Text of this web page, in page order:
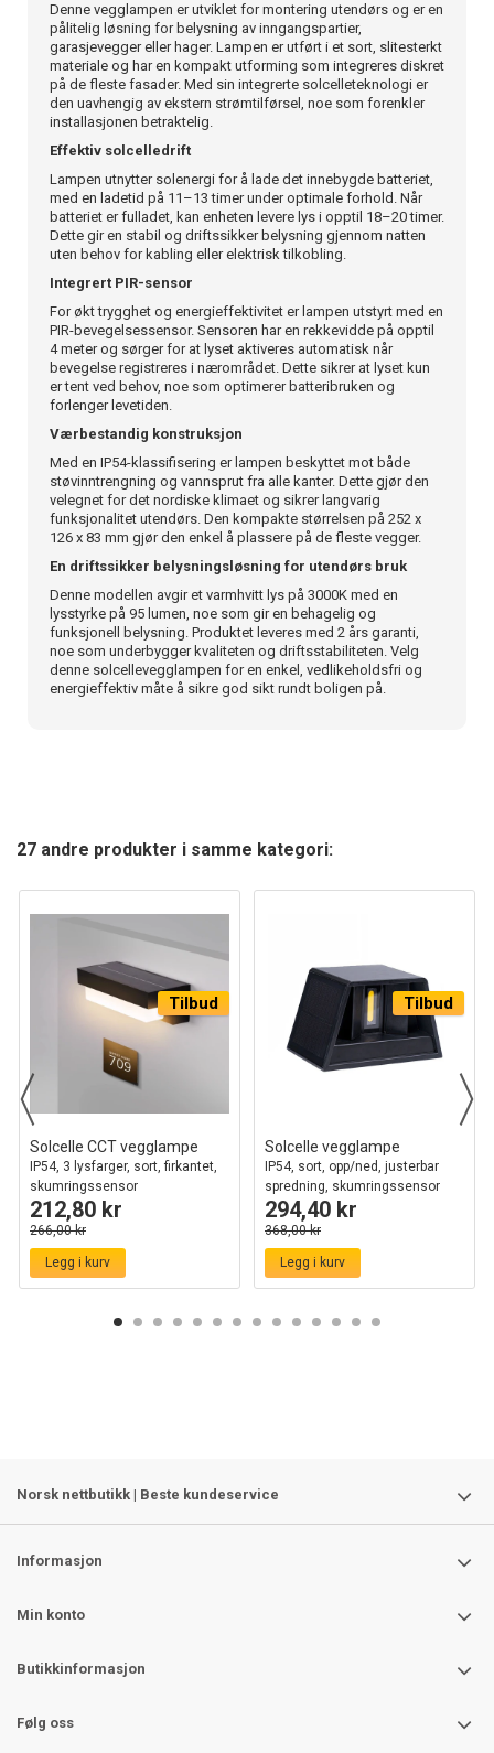
Denne vegglampen er utviklet for montering utendørs og er en
pålitelig løsning for belysning av inngangspartier,
garasjevegger eller hager. Lampen er utført i et sort, slitesterkt
materiale og har en kompakt utforming som integreres diskret
på de fleste fasader. Med sin integrerte solcelleteknologi er
den uavhengig av ekstern strømtilførsel, noe som forenkler
installasjonen betraktelig.
Effektiv solcelledrift
Lampen utnytter solenergi for å lade det innebygde batteriet,
med en ladetid på 11–13 timer under optimale forhold. Når
batteriet er fulladet, kan enheten levere lys i opptil 18–20 timer.
Dette gir en stabil og driftssikker belysning gjennom natten
uten behov for kabling eller elektrisk tilkobling.
Integrert PIR-sensor
For økt trygghet og energieffektivitet er lampen utstyrt med en
PIR-bevegelsessensor. Sensoren har en rekkevidde på opptil
4 meter og sørger for at lyset aktiveres automatisk når
bevegelse registreres i nærområdet. Dette sikrer at lyset kun
er tent ved behov, noe som optimerer batteribruken og
forlenger levetiden.
Værbestandig konstruksjon
Med en IP54-klassifisering er lampen beskyttet mot både
støvinntrengning og vannsprut fra alle kanter. Dette gjør den
velegnet for det nordiske klimaet og sikrer langvarig
funksjonalitet utendørs. Den kompakte størrelsen på 252 x
126 x 83 mm gjør den enkel å plassere på de fleste vegger.
En driftssikker belysningsløsning for utendørs bruk
Denne modellen avgir et varmhvitt lys på 3000K med en
lysstyrke på 95 lumen, noe som gir en behagelig og
funksjonell belysning. Produktet leveres med 2 års garanti,
noe som underbygger kvaliteten og driftsstabiliteten. Velg
denne solcellevegglampen for en enkel, vedlikeholdsfri og
energieffektiv måte å sikre god sikt rundt boligen på.
27 andre produkter i samme kategori:
Tilbud
Solcelle CCT vegglampe
IP54, 3 lysfarger, sort, firkantet,
skumringssensor
212,80 kr
266,00 kr
Legg i kurv
Tilbud
Solcelle vegglampe
IP54, sort, opp/ned, justerbar
spredning, skumringssensor
294,40 kr
368,00 kr
Legg i kurv
Norsk nettbutikk | Beste kundeservice
Informasjon
Min konto
Butikkinformasjon
Følg oss